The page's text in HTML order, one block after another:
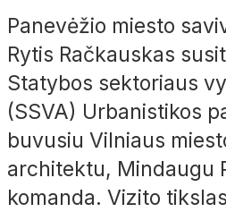
Panevėžio miesto
Rytis Račkauskas
Statybos sektoriaus
(SSVA) Urbanistikos
buvusiu Vilniaus
architektu, Mindaugu
komanda. Vizito